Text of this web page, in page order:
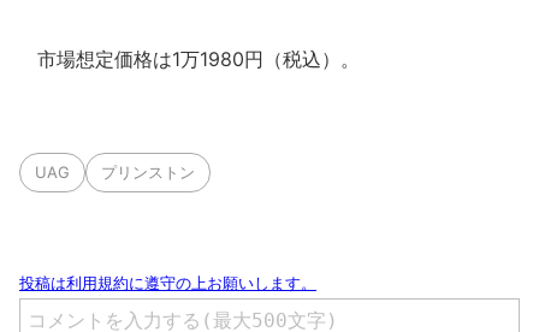
市場想定価格は1万1980円（税込）。
UAG プリンストン